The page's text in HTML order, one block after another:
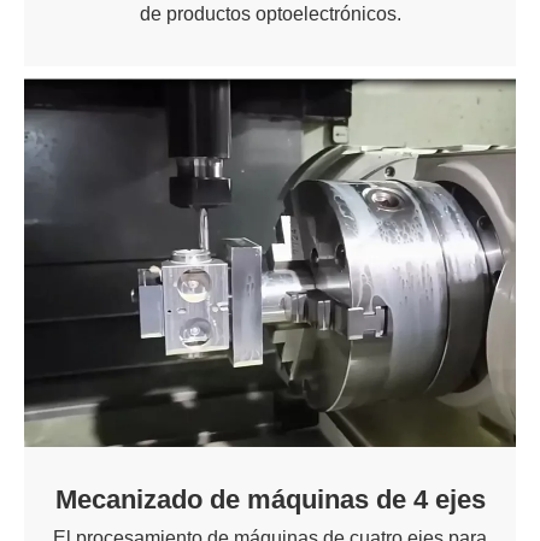
de productos optoelectrónicos.
Mecanizado de máquinas de 4 ejes